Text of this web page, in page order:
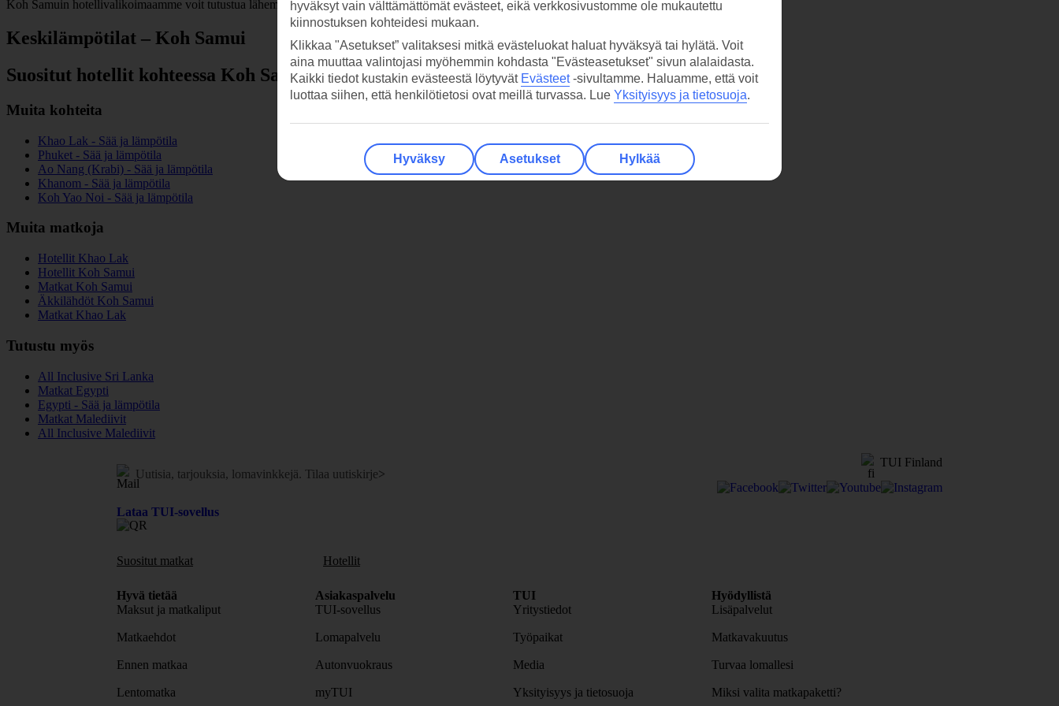
Koh Samuin hotellivalikoimaamme voit tutustua lähemmin alempana.
Keskilämpötilat – Koh Samui
Suositut hotellit kohteessa Koh Samui
Muita kohteita
Khao Lak - Sää ja lämpötila
Phuket - Sää ja lämpötila
Ao Nang (Krabi) - Sää ja lämpötila
Khanom - Sää ja lämpötila
Koh Yao Noi - Sää ja lämpötila
Muita matkoja
Hotellit Khao Lak
Hotellit Koh Samui
Matkat Koh Samui
Äkkilähdöt Koh Samui
Matkat Khao Lak
Tutustu myös
All Inclusive Sri Lanka
Matkat Egypti
Egypti - Sää ja lämpötila
Matkat Malediivit
All Inclusive Malediivit
Uutisia, tarjouksia, lomavinkkejä. Tilaa uutiskirje>
TUI Finland
Lataa TUI-sovellus
Suositut matkat Hotellit
Hyvä tietää
Maksut ja matkaliput
Matkaehdot
Ennen matkaa
Lentomatka
Asiakaspalvelu
TUI-sovellus
Lomapalvelu
Autonvuokraus
myTUI
TUI
Yritystiedot
Työpaikat
Media
Yksityisyys ja tietosuoja
Hyödyllistä
Lisäpalvelut
Matkavakuutus
Turvaa lomallesi
Miksi valita matkapaketti?
hyväksyt vain välttämättömät evästeet, eikä verkkosivustomme ole mukautettu
kiinnostuksen kohteidesi mukaan.
Klikkaa "Asetukset” valitaksesi mitkä evästeluokat haluat hyväksyä tai hylätä. Voit
aina muuttaa valintojasi myöhemmin kohdasta "Evästeasetukset" sivun alalaidasta.
Kaikki tiedot kustakin evästeestä löytyvät Evästeet-sivultamme. Haluamme, että voit
luottaa siihen, että henkilötietosi ovat meillä turvassa. Lue Yksityisyys ja tietosuoja.
Hyväksy Asetukset Hylkää